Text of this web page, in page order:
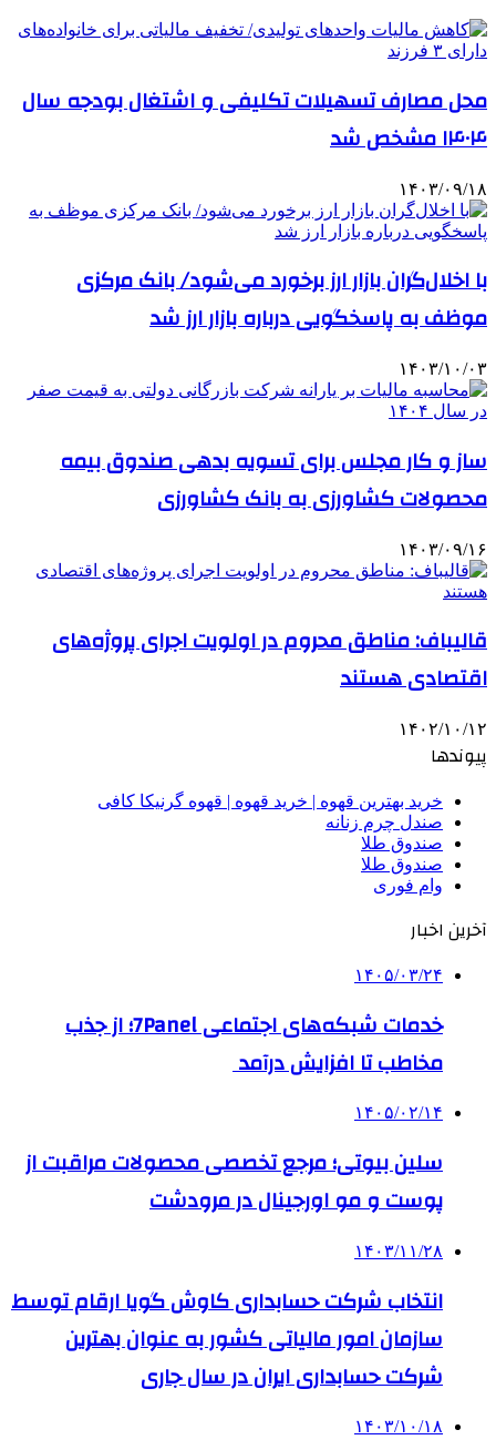
محل مصارف تسهیلات تکلیفی و اشتغال بودجه سال
۱۴۰۴ مشخص شد
۱۴۰۳/۰۹/۱۸
با اخلال‌گران بازار ارز برخورد می‌شود/ بانک مرکزی
موظف به پاسخگویی درباره بازار ارز شد
۱۴۰۳/۱۰/۰۳
ساز و کار مجلس برای تسویه بدهی صندوق بیمه
محصولات کشاورزی به بانک کشاورزی
۱۴۰۳/۰۹/۱۶
قالیباف: مناطق محروم در اولویت اجرای پروژه‌های
اقتصادی هستند
۱۴۰۲/۱۰/۱۲
پیوندها
خرید بهترین قهوه | خرید قهوه | قهوه گرنیکا کافی
صندل چرم زنانه
صندوق طلا
صندوق طلا
وام فوری
آخرین اخبار
۱۴۰۵/۰۳/۲۴
خدمات شبکه‌های اجتماعی 7Panel؛ از جذب
مخاطب تا افزایش درآمد
۱۴۰۵/۰۲/۱۴
سلین بیوتی؛ مرجع تخصصی محصولات مراقبت از
پوست و مو اورجینال در مرودشت
۱۴۰۳/۱۱/۲۸
انتخاب شرکت حسابداری کاوش گویا ارقام توسط
سازمان امور مالیاتی کشور به عنوان بهترین
شرکت حسابداری ایران در سال جاری
۱۴۰۳/۱۰/۱۸